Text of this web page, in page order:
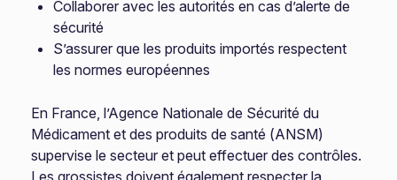
Collaborer avec les autorités en cas d’alerte de
sécurité
S’assurer que les produits importés respectent
les normes européennes
En France, l’Agence Nationale de Sécurité du
Médicament et des produits de santé (ANSM)
supervise le secteur et peut effectuer des contrôles.
Les grossistes doivent également respecter la